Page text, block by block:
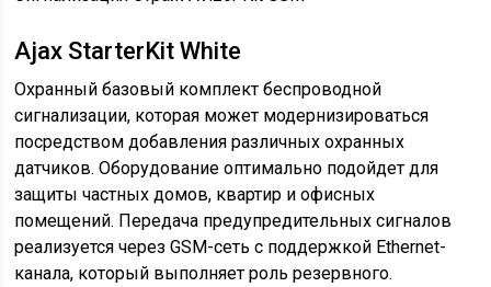
Ajax StarterKit White
Охранный базовый комплект беспроводной
сигнализации, которая может модернизироваться
посредством добавления различных охранных
датчиков. Оборудование оптимально подойдет для
защиты частных домов, квартир и офисных
помещений. Передача предупредительных сигналов
реализуется через GSM-сеть с поддержкой Ethernet-
канала, который выполняет роль резервного.